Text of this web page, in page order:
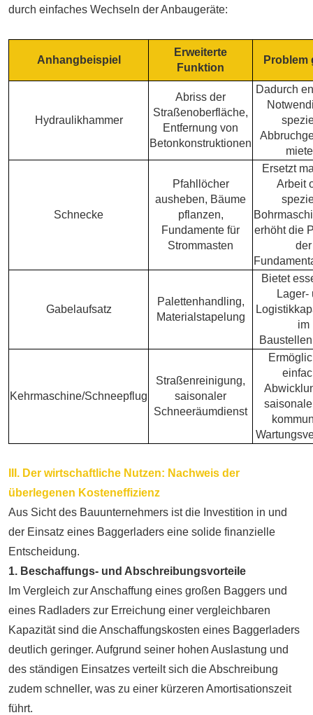
durch einfaches Wechseln der Anbaugeräte:
Anhangbeispiel
Erweiterte
Funktion
Problem
Hydraulikhammer
Abriss der
Straßenoberfläche,
Entfernung von
Betonkonstruktionen
Dadurch
Schnecke
Pfahllöcher
ausheben, Bäume
pflanzen,
Fundamente für
Strommasten
Ersetzt
Arbeit
erhöht die
der
Gabelaufsatz
Palettenhandling,
Materialstapelung
Bietet
Lager-
im
Kehrmaschine/Schneepflug
Straßenreinigung,
saisonaler
Schneeräumdienst
III. Der wirtschaftliche Nutzen: Nachweis der
überlegenen Kosteneffizienz
Aus Sicht des Bauunternehmers ist die Investition in und
der Einsatz eines Baggerladers eine solide finanzielle
Entscheidung.
1. Beschaffungs- und Abschreibungsvorteile
Im Vergleich zur Anschaffung eines großen Baggers und
eines Radladers zur Erreichung einer vergleichbaren
Kapazität sind die Anschaffungskosten eines Baggerladers
deutlich geringer. Aufgrund seiner hohen Auslastung und
des ständigen Einsatzes verteilt sich die Abschreibung
zudem schneller, was zu einer kürzeren Amortisationszeit
führt.